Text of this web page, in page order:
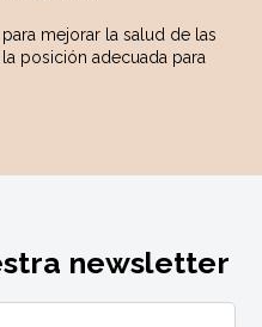
mejorar la salud de las
posición adecuada para
newsletter